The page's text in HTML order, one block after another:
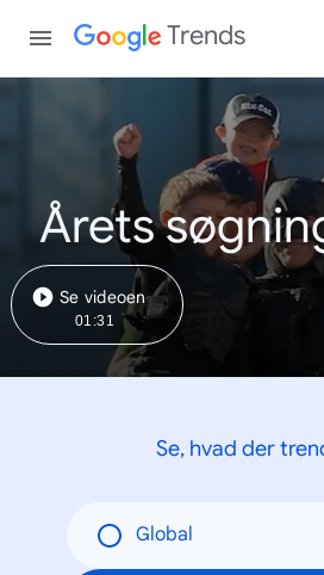
Trends
Årets
Se videoen
01:31
Se, hvad der
Global